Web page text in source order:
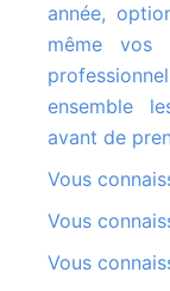
année,
même vos
ensemble
avant de
Vous
Vous
Vous